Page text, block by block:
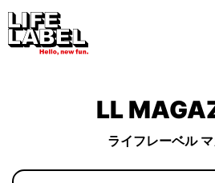
LL
ライフレーベル